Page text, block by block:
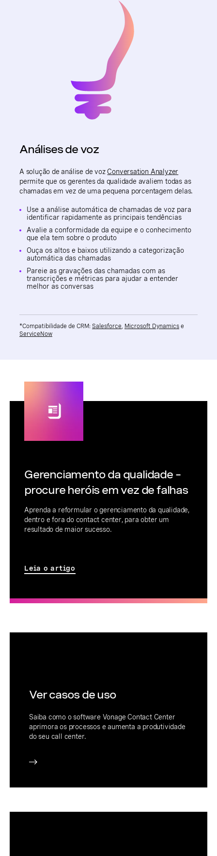
Análises de voz
A solução de análise de vozConversation Analyzer
permite que os gerentes da qualidade avaliem todas as
chamadas em vez de uma pequena porcentagem delas.
Use a análise automática de chamadas de voz para
identificar rapidamente as principais tendências
Avalie a conformidade da equipe e o conhecimento
que ela tem sobre o produto
Ouça os altos e baixos utilizando a categorização
automática das chamadas
Pareie as gravações das chamadas com as
transcrições e métricas para ajudar a entender
melhor as conversas
*Compatibilidade de CRM: Salesforce Microsoft Dynamics e
ServiceNow
Gerenciamento da qualidade –
procure heróis em vez de falhas
Aprenda a reformular o gerenciamento da qualidade,
dentro e fora do contact center, para obter um
resultado de maior sucesso.
Leia o artigo
Ver casos de uso
Saiba como o software Vonage Contact Center
aprimora os processos e aumenta a produtividade
do seu call center.